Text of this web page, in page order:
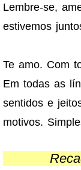
Lembre-se,
estivemos
Te amo. Com
Em todas as
sentidos e
motivos.